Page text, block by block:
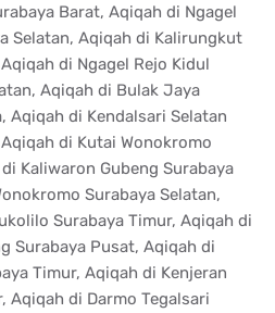
Barat, Aqiqah di Ngagel
Selatan, Aqiqah di Kalirungkut
di Ngagel Rejo Kidul
Aqiqah di Bulak Jaya
Aqiqah di Kendalsari Selatan
di Kutai Wonokromo
Kaliwaron Gubeng Surabaya
Surabaya Selatan,
Surabaya Timur, Aqiqah di
Surabaya Pusat, Aqiqah di
Timur, Aqiqah di Kenjeran
Aqiqah di Darmo Tegalsari